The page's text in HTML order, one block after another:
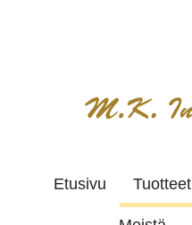
Etusivu Tuotteet